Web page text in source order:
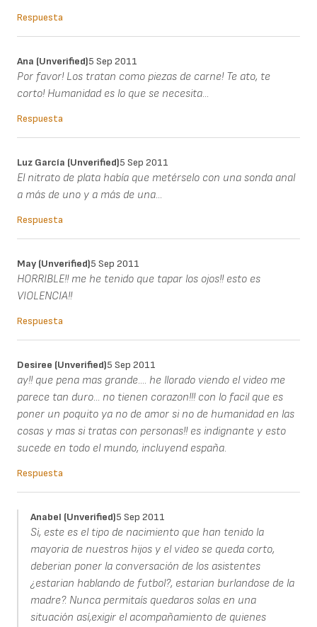
Respuesta
Ana (unverified)5 Sep 2011
Por favor! Los tratan como piezas de carne! Te ato, te
corto! Humanidad es lo que se necesita...
Respuesta
Luz García (unverified)5 Sep 2011
El nitrato de plata había que metérselo con una sonda anal
a más de uno y a más de una...
Respuesta
May (unverified)5 Sep 2011
HORRIBLE!! me he tenido que tapar los ojos!! esto es
VIOLENCIA!!
Respuesta
Desiree (unverified)5 Sep 2011
ay!! que pena mas grande.... he llorado viendo el video me
parece tan duro... no tienen corazon!!! con lo facil que es
poner un poquito ya no de amor si no de humanidad en las
cosas y mas si tratas con personas!! es indignante y esto
sucede en todo el mundo, incluyend españa.
Respuesta
Anabel (unverified)5 Sep 2011
Si, este es el tipo de nacimiento que han tenido la
mayoria de nuestros hijos y el video se queda corto,
deberian poner la conversación de los asistentes
¿estarian hablando de futbol?, estarian burlandose de la
madre?. Nunca permitaís quedaros solas en una
situación así,exigir el acompañamiento de quienes